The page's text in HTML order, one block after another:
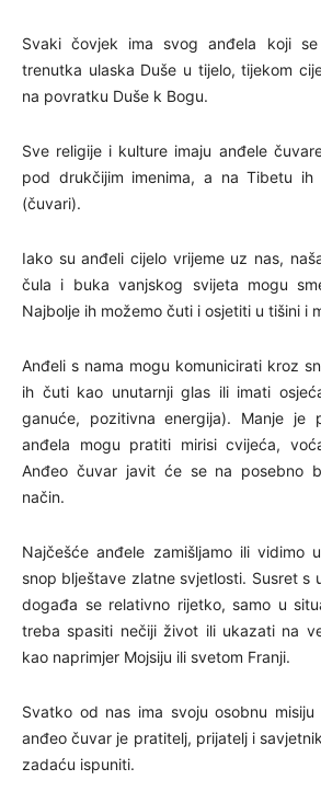
Svaki čovjek ima svog anđela koji
trenutka ulaska Duše u tijelo, tijekom
na povratku Duše k Bogu.
Sve religije i kulture imaju anđele
pod drukčijim imenima, a na Tibetu
(čuvari).
Iako su anđeli cijelo vrijeme uz nas,
čula i buka vanjskog svijeta mogu
Najbolje ih možemo čuti i osjetiti u tišini i
Anđeli s nama mogu komunicirati kroz
ih čuti kao unutarnji glas ili imati
ganuće, pozitivna energija). Manje je
anđela mogu pratiti mirisi cvijeća,
Anđeo čuvar javit će se na posebno
način.
Najčešće anđele zamišljamo ili vidimo
snop blještave zlatne svjetlosti. Susret s
događa se relativno rijetko, samo u
treba spasiti nečiji život ili ukazati na
kao naprimjer Mojsiju ili svetom Franji.
Svatko od nas ima svoju osobnu
anđeo čuvar je pratitelj, prijatelj i
zadaću ispuniti.